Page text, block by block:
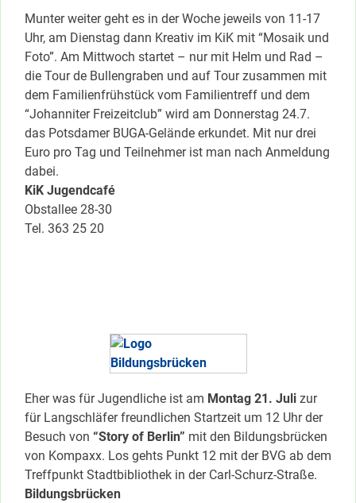
Munter weiter geht es in der Woche jeweils von 11-17
Uhr, am Dienstag dann Kreativ im KiK mit “Mosaik und
Foto”. Am Mittwoch startet – nur mit Helm und Rad –
die Tour de Bullengraben und auf Tour zusammen mit
dem Familienfrühstück vom Familientreff und dem
“Johanniter Freizeitclub” wird am Donnerstag 24.7.
das Potsdamer BUGA-Gelände erkundet. Mit nur drei
Euro pro Tag und Teilnehmer ist man nach Anmeldung
dabei.
KiK Jugendcafé
Obstallee 28-30
Tel. 363 25 20
Eher was für Jugendliche ist am Montag 21. Juli zur
für Langschläfer freundlichen Startzeit um 12 Uhr der
Besuch von “Story of Berlin” mit den Bildungsbrücken
von Kompaxx. Los gehts Punkt 12 mit der BVG ab dem
Treffpunkt Stadtbibliothek in der Carl-Schurz-Straße.
Bildungsbrücken